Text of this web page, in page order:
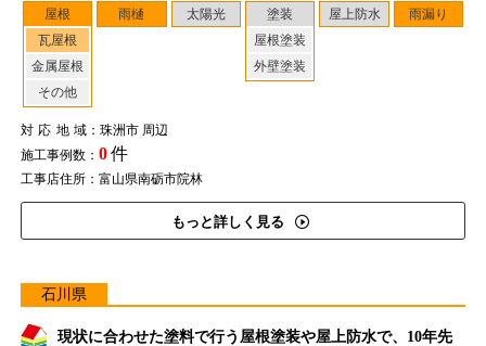
屋根
瓦屋根
金属屋根
その他
雨樋 太陽光
塗装
屋根塗装
外壁塗装
屋上防水 雨漏り
対応地域：珠洲市 周辺
施工事例数： 0件
工事店住所：富山県南砺市院林
もっと詳しく見る
石川県
現状に合わせた塗料で行う屋根塗装や屋上防水で、10年先